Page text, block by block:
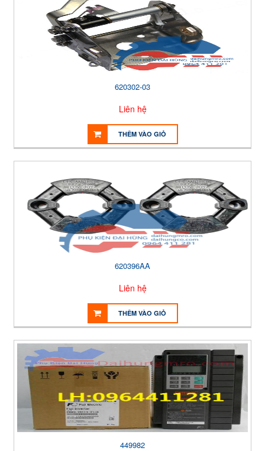
620302-03
Liên hệ
THÊM VÀO GIỎ
620396AA
Liên hệ
THÊM VÀO GIỎ
449982